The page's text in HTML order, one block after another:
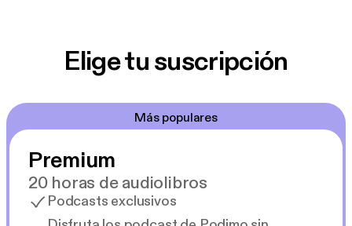
Elige tu suscripción
Más populares
Premium
20 horas de audiolibros
Podcasts exclusivos